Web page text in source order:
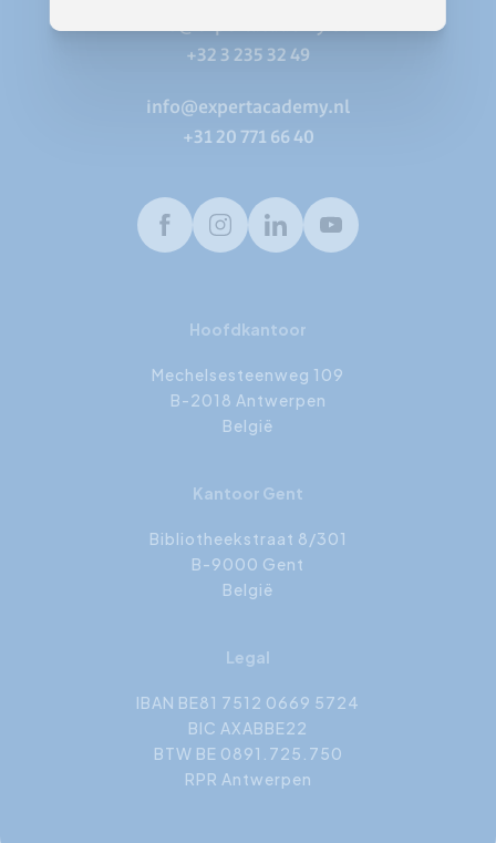
info@expertacademy.be
+32 3 235 32 49
info@expertacademy.nl
+31 20 771 66 40
FacebookInstagramLinkedInYoutube
Hoofdkantoor
Mechelsesteenweg 109
B-2018 Antwerpen
België
Kantoor Gent
Bibliotheekstraat 8/301
B-9000 Gent
België
Legal
IBAN BE81 7512 0669 5724
BIC AXABBE22
BTW BE 0891.725.750
RPR Antwerpen